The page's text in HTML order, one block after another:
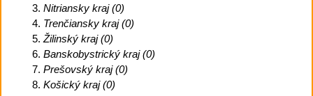
Nitriansky kraj (0)
Trenčiansky kraj (0)
Žilinský kraj (0)
Banskobystrický kraj (0)
Prešovský kraj (0)
Košický kraj (0)